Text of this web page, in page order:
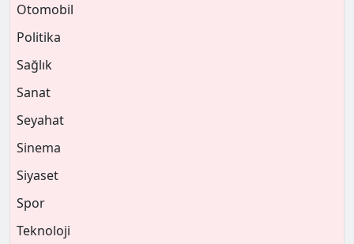
Otomobil
Politika
Sağlık
Sanat
Seyahat
Sinema
Siyaset
Spor
Teknoloji